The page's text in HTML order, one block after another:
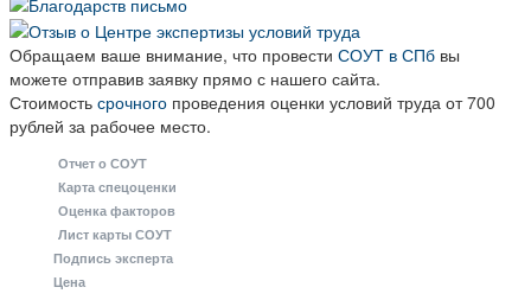
Обращаем ваше внимание, что провести СОУТ в СПб вы
можете отправив заявку прямо с нашего сайта.
Стоимость срочного проведения оценки условий труда от 700
рублей за рабочее место.
Отчет о СОУТ
Карта спецоценки
Оценка факторов
Лист карты СОУТ
Подпись эксперта
Цена